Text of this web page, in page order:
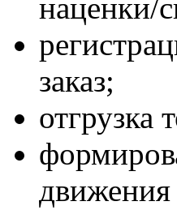
наценки/
заказ;
отгрузка
движения